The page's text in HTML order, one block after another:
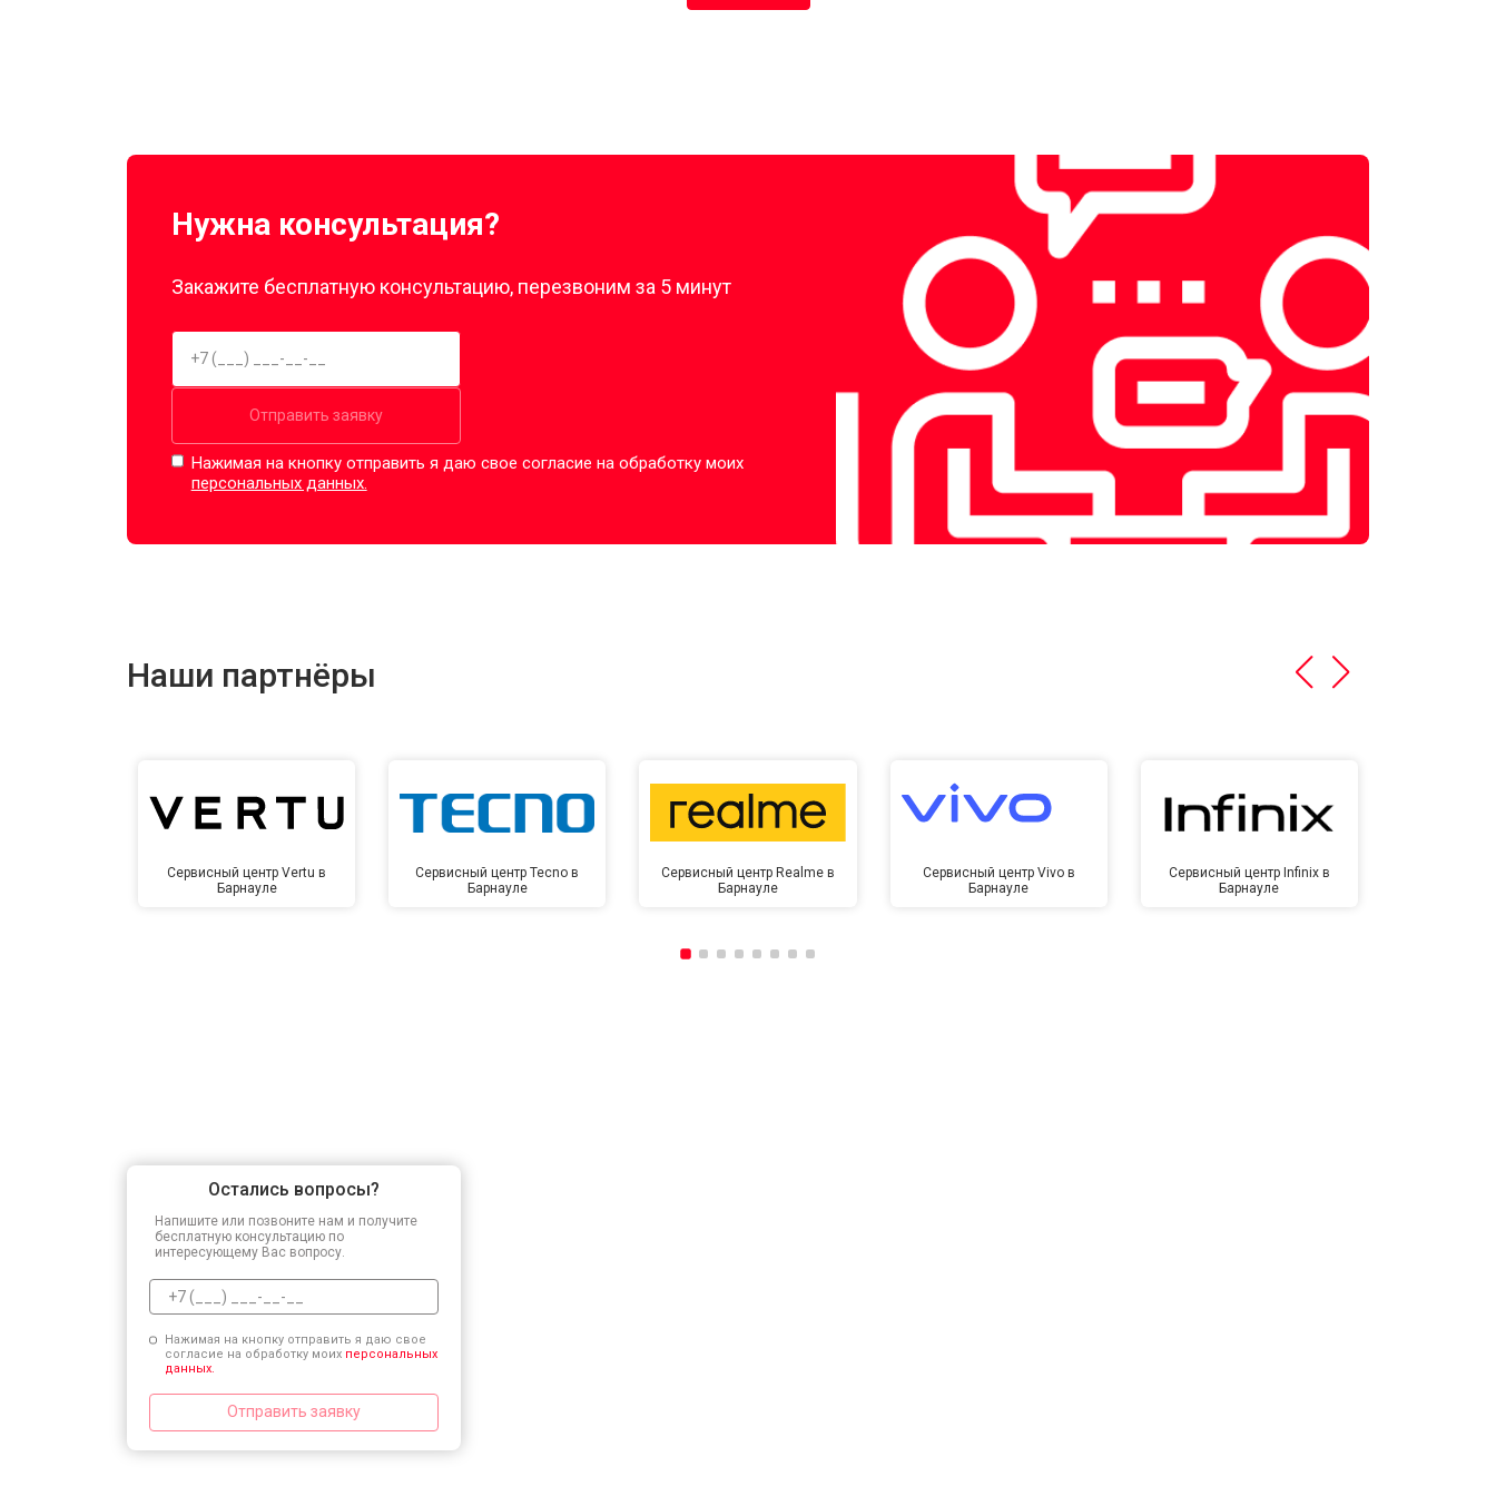
Нужна консультация?
Закажите бесплатную консультацию, перезвоним за 5 минут
Отправить заявку
Нажимая на кнопку отправить я даю свое согласие на обработку моих
персональных данных.
Наши партнёры
Сервисный центр Vertu в
Барнауле
Сервисный центр Tecno в
Барнауле
Сервисный центр Realme в
Барнауле
Сервисный центр Vivo в
Барнауле
Сервисный центр Infinix в
Барнауле
Остались вопросы?
Напишите или позвоните нам и получите
бесплатную консультацию по
интересующему Вас вопросу.
Нажимая на кнопку отправить я даю свое
согласие на обработку моих персональных
данных.
Отправить заявку